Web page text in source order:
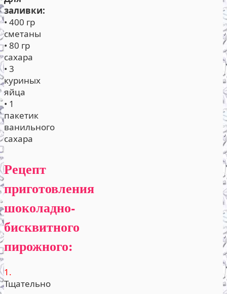
заливки:
• 400 гр
сметаны
• 80 гр
сахара
• 3
куриных
яйца
• 1
пакетик
ванильного
сахара
Рецепт
приготовления
шоколадно-
бисквитного
пирожного:
1.
Тщательно